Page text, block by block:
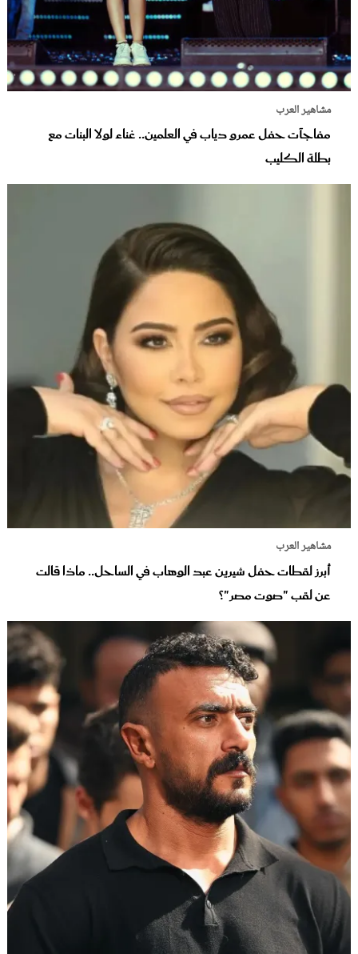
مشاهير العرب
مفاجآت حفل عمرو دياب في العلمين.. غناء لولا البنات مع
بطلة الكليب
مشاهير العرب
أبرز لقطات حفل شيرين عبد الوهاب في الساحل.. ماذا قالت
عن لقب "صوت مصر"؟